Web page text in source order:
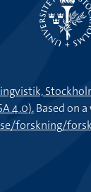
4.0).Based on
forskning/